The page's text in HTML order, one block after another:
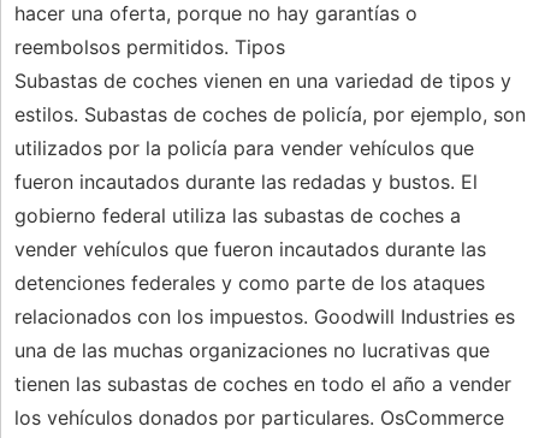
hacer una oferta, porque no hay garantías o
reembolsos permitidos. Tipos
Subastas de coches vienen en una variedad de tipos y
estilos. Subastas de coches de policía, por ejemplo, son
utilizados por la policía para vender vehículos que
fueron incautados durante las redadas y bustos. El
gobierno federal utiliza las subastas de coches a
vender vehículos que fueron incautados durante las
detenciones federales y como parte de los ataques
relacionados con los impuestos. Goodwill Industries es
una de las muchas organizaciones no lucrativas que
tienen las subastas de coches en todo el año a vender
los vehículos donados por particulares. OsCommerce